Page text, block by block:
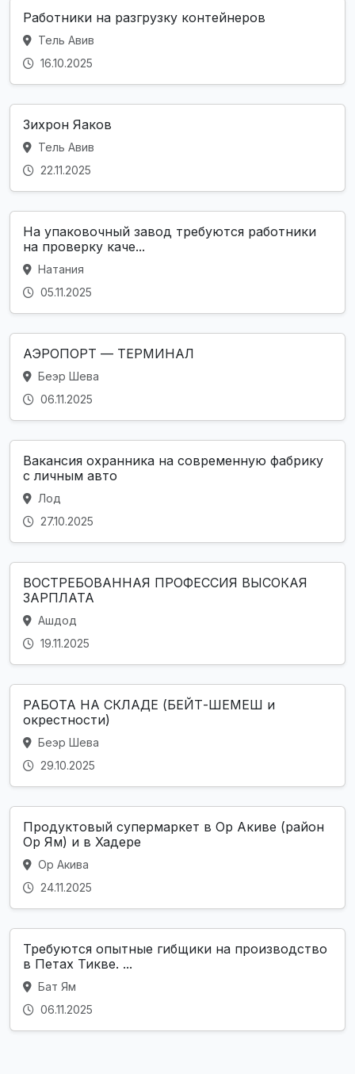
Работники на разгрузку контейнеров
Тель Авив
16.10.2025
Зихрон Яаков
Тель Авив
22.11.2025
На упаковочный завод требуются работники
на проверку каче...
Натания
05.11.2025
АЭРОПОРТ — ТЕРМИНАЛ
Беэр Шева
06.11.2025
Вакансия охранника на современную фабрику
с личным авто
Лод
27.10.2025
ВОСТРЕБОВАННАЯ ПРОФЕССИЯ ВЫСОКАЯ
ЗАРПЛАТА
Ашдод
19.11.2025
РАБОТА НА СКЛАДЕ (БЕЙТ-ШЕМЕШ и
окрестности)
Беэр Шева
29.10.2025
Продуктовый супермаркет в Ор Акиве (район
Ор Ям) и в Хадере
Ор Акива
24.11.2025
Требуются опытные гибщики на производство
в Петах Тикве. ...
Бат Ям
06.11.2025